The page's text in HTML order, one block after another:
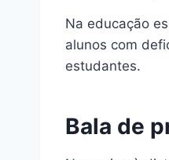
Na educação
alunos com
estudantes.
Bala de